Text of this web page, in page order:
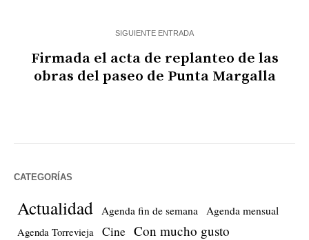
SIGUIENTE ENTRADA
Firmada el acta de replanteo de las
obras del paseo de Punta Margalla
CATEGORÍAS
Actualidad Agenda fin de semana Agenda mensual
Agenda Torrevieja Cine Con mucho gusto